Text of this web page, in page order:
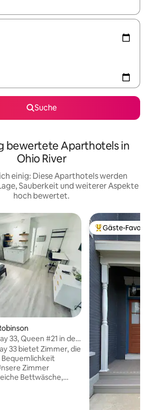
verfügbar sind, navigiere mit den
Suche
bewertete Aparthotels in
Ohio River
einig: Diese Aparthotels werden
Sauberkeit und weiterer Aspekte
hoch bewertet.
33, Queen #21 in der
33 bietet Zimmer, die
Zimmer
Bettwäsche,
Beliebter Gäste-
Gäste-Favorit